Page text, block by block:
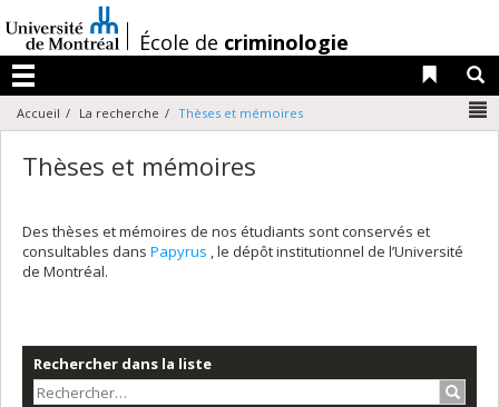
au
contenu
/École de criminologie
Menu
Liens
Accueil La recherche Thèses et mémoires
Thèses et mémoires
Des thèses et mémoires de nos étudiants sont conservés et
consultables dans Papyrus , le dépôt institutionnel de l’Université
de Montréal.
Rechercher dans la liste